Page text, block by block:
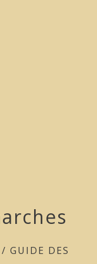
/ GUIDE DES